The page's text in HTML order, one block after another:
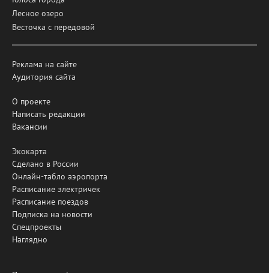
Лесное озеро
Весточка с передовой
Реклама на сайте
Аудитория сайта
О проекте
Написать редакции
Вакансии
Экокарта
Сделано в России
Онлайн-табло аэропорта
Расписание электричек
Расписание поездов
Подписка на новости
Спецпроекты
Наглядно